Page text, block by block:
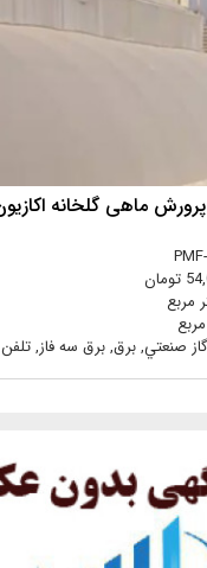
صنعتي, برق, برق سه فاز, تلفن